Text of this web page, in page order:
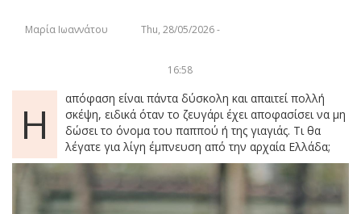
Μαρία Ιωαννάτου Thu, 28/05/2026 -
16:58
Η
απόφαση είναι πάντα δύσκολη και απαιτεί πολλή
σκέψη, ειδικά όταν το ζευγάρι έχει αποφασίσει να μη
δώσει το όνομα του παππού ή της γιαγιάς. Τι θα
λέγατε για λίγη έμπνευση από την αρχαία Ελλάδα;